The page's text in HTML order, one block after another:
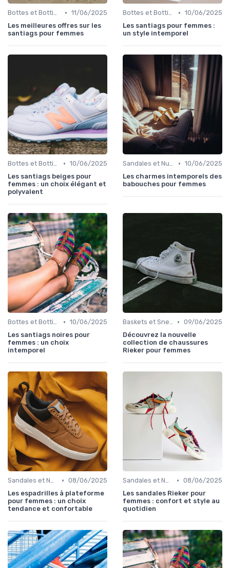
Bottes et Bottines • 11/06/2025
Les meilleures offres sur les
santiags pour femmes
Bottes et Bottines • 10/06/2025
Les santiags pour femmes :
un style intemporel
Bottes et Bottines • 10/06/2025
Les santiags beiges pour
femmes : un choix élégant et
polyvalent
Sandales et Nu-pieds • 10/06/2025
Les charmes intemporels des
babouches pour femmes
Bottes et Bottines • 10/06/2025
Les santiags noires pour
femmes : un choix
intemporel
Baskets et Sneakers • 09/06/2025
Découvrez la nouvelle
collection de chaussures
Rieker pour femmes
Sandales et Nu-pieds • 08/06/2025
Les espadrilles à plateforme
pour femmes : un choix
tendance et confortable
Sandales et Nu-pieds • 08/06/2025
Les sandales Rieker pour
femmes : confort et style au
quotidien